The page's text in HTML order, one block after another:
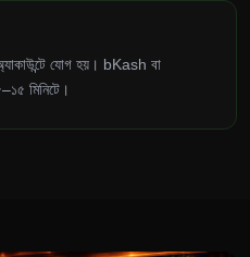
যোগ হয়। bKash বা
মিনিটে।